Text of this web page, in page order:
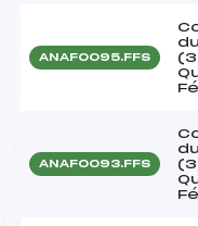
ANAF0095.FFS
ANAF0093.FFS